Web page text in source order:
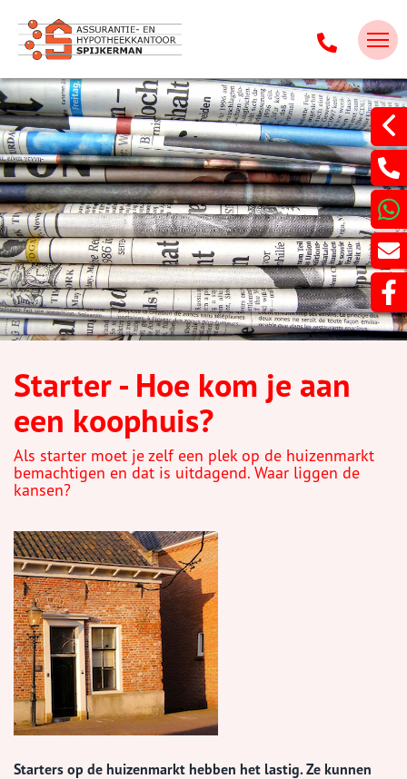
Starter - Hoe kom je aan
een koophuis?
Als starter moet je zelf een plek op de huizenmarkt
bemachtigen en dat is uitdagend. Waar liggen de
kansen?
Starters op de huizenmarkt hebben het lastig. Ze kunnen